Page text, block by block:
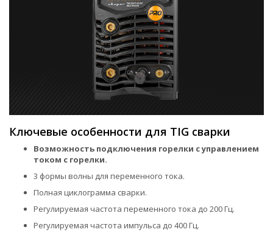
Ключевые особенности для TIG сварки
Возможность подключения горелки с управлением
током с горелки.
3 формы волны для переменного тока.
Полная циклограмма сварки.
Регулируемая частота переменного тока до 200 Гц.
Регулируемая частота импульса до 400 Гц.